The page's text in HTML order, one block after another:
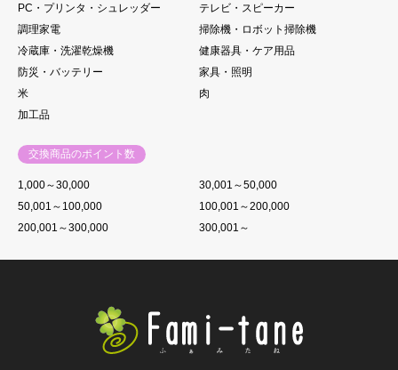
PC・プリンタ・シュレッダー
テレビ・スピーカー
調理家電
掃除機・ロボット掃除機
冷蔵庫・洗濯乾燥機
健康器具・ケア用品
防災・バッテリー
家具・照明
米
肉
加工品
交換商品のポイント数
1,000～30,000
30,001～50,000
50,001～100,000
100,001～200,000
200,001～300,000
300,001～